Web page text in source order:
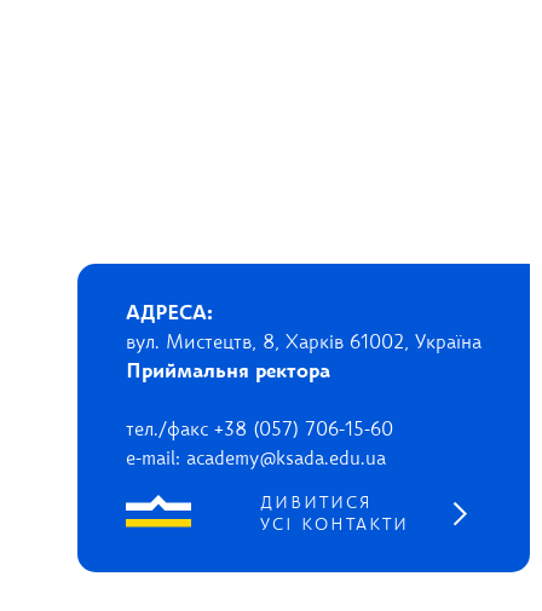
АДРЕСА:
вул. Мистецтв, 8, Харків 61002, Україна
Приймальня ректора
тел./факс +38 (057) 706-15-60
e-mail: academy@ksada.edu.ua
ДИВИТИСЯ
УСІ КОНТАКТИ